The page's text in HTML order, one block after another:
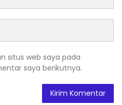
situs web saya pada
saya berikutnya.